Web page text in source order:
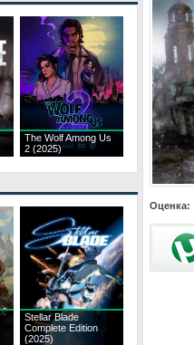
The Wolf Among Us
2 (2025)
Stellar Blade
Complete Edition
(2025)
Оценка: